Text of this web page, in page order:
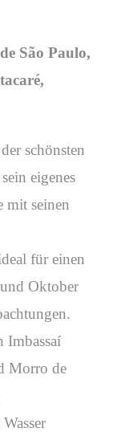
São Paulo,
schönsten
eigenes
mit seinen
für einen
Oktober
Imbassaí
Morro de